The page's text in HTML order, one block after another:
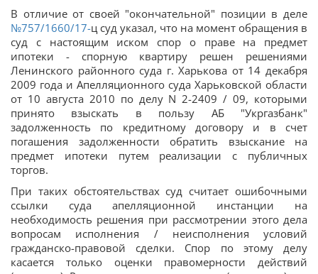
В отличие от своей "окончательной" позиции в деле
№757/1660/17-ц суд указал, что на момент обращения в
суд с настоящим иском спор о праве на предмет
ипотеки - спорную квартиру решен решениями
Ленинского районного суда г. Харькова от 14 декабря
2009 года и Апелляционного суда Харьковской области
от 10 августа 2010 по делу N 2-2409 / 09, которыми
принято взыскать в пользу АБ "Укргазбанк"
задолженность по кредитному договору и в счет
погашения задолженности обратить взыскание на
предмет ипотеки путем реализации с публичных
торгов.
При таких обстоятельствах суд считает ошибочными
ссылки суда апелляционной инстанции на
необходимость решения при рассмотрении этого дела
вопросам исполнения / неисполнения условий
гражданско-правовой сделки. Спор по этому делу
касается только оценки правомерности действий